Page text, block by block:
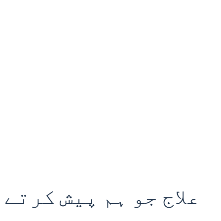
علاج جو ہم پیش